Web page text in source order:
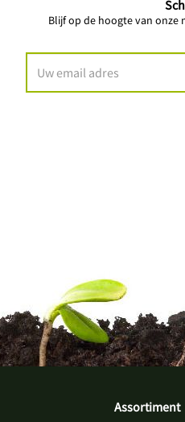
Blijf op de hoogte van onze
Assortiment